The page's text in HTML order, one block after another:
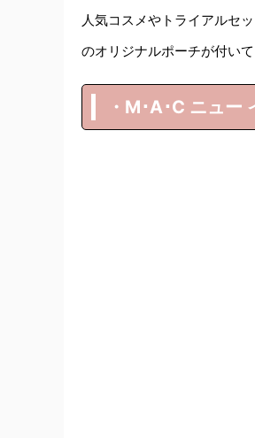
人気コスメやトライアルセ
のオリジナルポーチが付い
・M･A･C ニュ